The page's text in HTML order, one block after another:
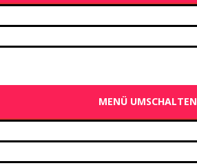
MENÜ UMSCHALTEN